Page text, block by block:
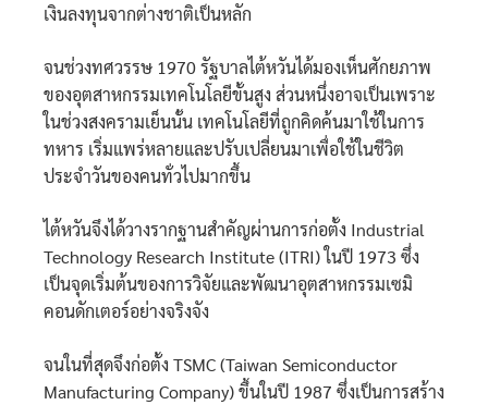
เงินลงทุนจากต่างชาติเป็นหลัก
จนช่วงทศวรรษ 1970 รัฐบาลไต้หวันได้มองเห็นศักยภาพ
ของอุตสาหกรรมเทคโนโลยีขั้นสูง ส่วนหนึ่งอาจเป็นเพราะ
ในช่วงสงครามเย็นนั้น เทคโนโลยีที่ถูกคิดค้นมาใช้ในการ
ทหาร เริ่มแพร่หลายและปรับเปลี่ยนมาเพื่อใช้ในชีวิต
ประจำวันของคนทั่วไปมากขึ้น
ไต้หวันจึงได้วางรากฐานสำคัญผ่านการก่อตั้ง Industrial
Technology Research Institute (ITRI) ในปี 1973 ซึ่ง
เป็นจุดเริ่มต้นของการวิจัยและพัฒนาอุตสาหกรรมเซมิ
คอนดักเตอร์อย่างจริงจัง
จนในที่สุดจึงก่อตั้ง TSMC (Taiwan Semiconductor
Manufacturing Company) ขึ้นในปี 1987 ซึ่งเป็นการสร้าง